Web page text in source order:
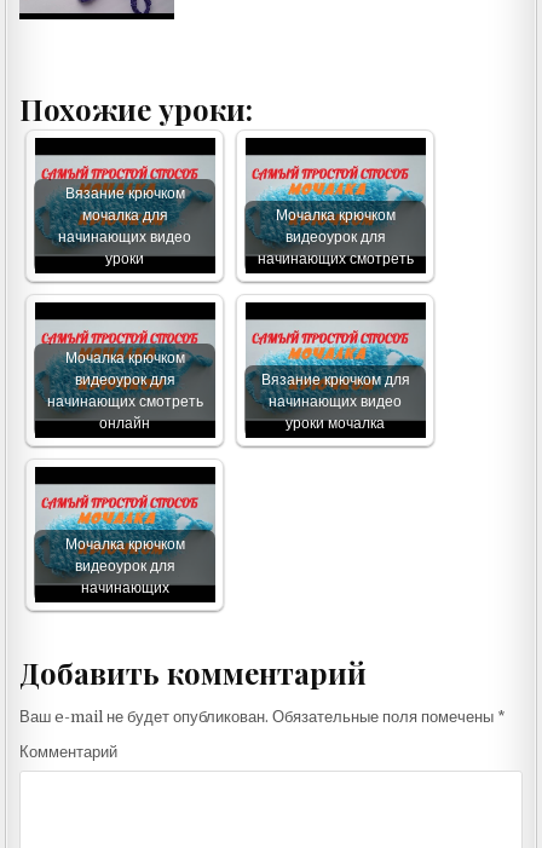
Похожие уроки:
Вязание крючком
мочалка для
начинающих видео
уроки
Мочалка крючком
видеоурок для
начинающих смотреть
Мочалка крючком
видеоурок для
начинающих смотреть
онлайн
Вязание крючком для
начинающих видео
уроки мочалка
Мочалка крючком
видеоурок для
начинающих
Добавить комментарий
Ваш e-mail не будет опубликован. Обязательные поля помечены *
Комментарий